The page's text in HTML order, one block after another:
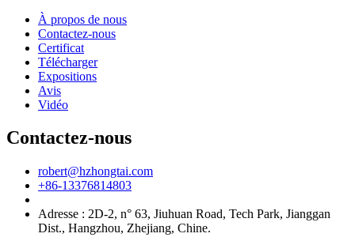
À propos de nous
Contactez-nous
Certificat
Télécharger
Expositions
Avis
Vidéo
Contactez-nous
robert@hzhongtai.com
+86-13376814803
Adresse : 2D-2, n° 63, Jiuhuan Road, Tech Park, Jianggan
Dist., Hangzhou, Zhejiang, Chine.